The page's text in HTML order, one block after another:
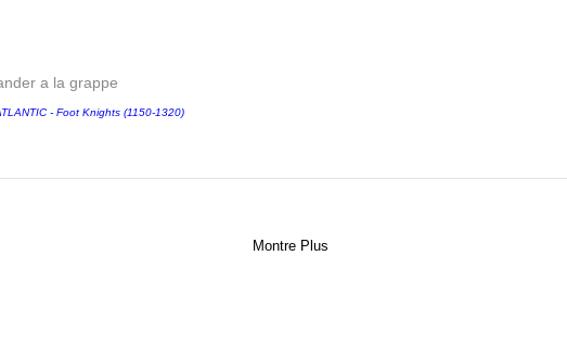
a la grappe
- Foot Knights (1150-1320)
Montre Plus